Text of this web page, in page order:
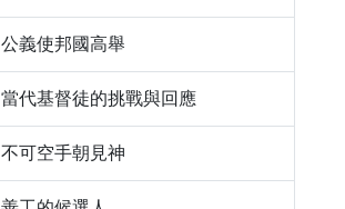
​公義使邦國高舉
當代基督徒的挑戰與回應
​不可空手朝見神